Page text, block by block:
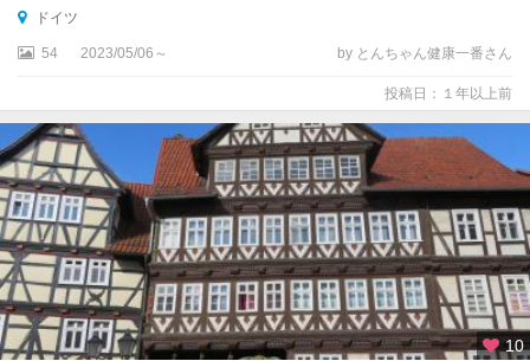
ン
ク
セ
ン
・
ア
ン
ハ
ル
ト
州
ドイツ
54 2023/05/06～ by とんちゃん健康一番さん
投稿日：１年以上前
10